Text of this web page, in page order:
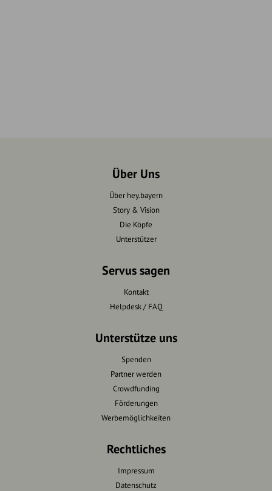
Über Uns
Über hey.bayern
Story & Vision
Die Köpfe
Unterstützer
Servus sagen
Kontakt
Helpdesk / FAQ
Unterstütze uns
Spenden
Partner werden
Crowdfunding
Förderungen
Werbemöglichkeiten
Rechtliches
Impressum
Datenschutz